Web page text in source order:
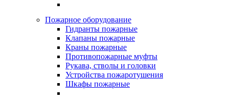
Пожарное оборудование
Гидранты пожарные
Клапаны пожарные
Краны пожарные
Противопожарные муфты
Рукава, стволы и головки
Устройства пожаротушения
Шкафы пожарные